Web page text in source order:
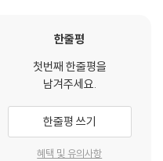
한줄평
첫번째 한줄평을
남겨주세요.
한줄평 쓰기
혜택 및 유의사항